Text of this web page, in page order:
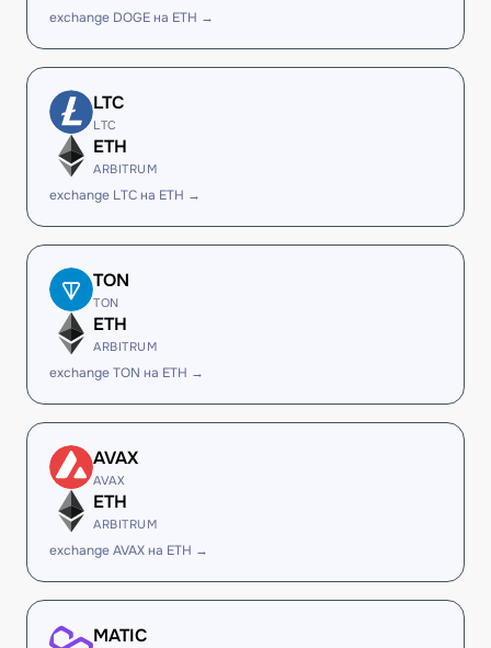
exchange DOGE на ETH →
LTC
LTC
ETH
ARBITRUM
exchange LTC на ETH →
TON
TON
ETH
ARBITRUM
exchange TON на ETH →
AVAX
AVAX
ETH
ARBITRUM
exchange AVAX на ETH →
MATIC